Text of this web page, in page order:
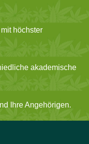
höchster
akademische
Ihre Angehörigen.